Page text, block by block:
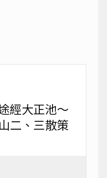
經大正池～
二、三散策